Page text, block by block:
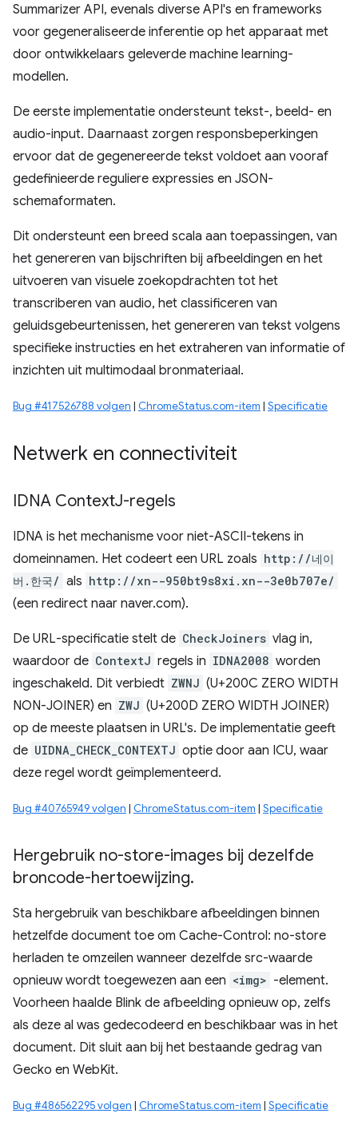
Summarizer API, evenals diverse API's en frameworks
voor gegeneraliseerde inferentie op het apparaat met
door ontwikkelaars geleverde machine learning-
modellen.
De eerste implementatie ondersteunt tekst-, beeld- en
audio-input. Daarnaast zorgen responsbeperkingen
ervoor dat de gegenereerde tekst voldoet aan vooraf
gedefinieerde reguliere expressies en JSON-
schemaformaten.
Dit ondersteunt een breed scala aan toepassingen, van
het genereren van bijschriften bij afbeeldingen en het
uitvoeren van visuele zoekopdrachten tot het
transcriberen van audio, het classificeren van
geluidsgebeurtenissen, het genereren van tekst volgens
specifieke instructies en het extraheren van informatie of
inzichten uit multimodaal bronmateriaal.
Bug #417526788 volgen | ChromeStatus.com-item | Specificatie
Netwerk en connectiviteit
IDNA ContextJ-regels
IDNA is het mechanisme voor niet-ASCII-tekens in
domeinnamen. Het codeert een URL zoals http://네이
버.한국/ als http://xn--950bt9s8xi.xn--3e0b707e/
(een redirect naar naver.com).
De URL-specificatie stelt de CheckJoiners vlag in,
waardoor de ContextJ regels in IDNA2008 worden
ingeschakeld. Dit verbiedt ZWNJ (U+200C ZERO WIDTH
NON-JOINER) en ZWJ (U+200D ZERO WIDTH JOINER)
op de meeste plaatsen in URL's. De implementatie geeft
de UIDNA_CHECK_CONTEXTJ optie door aan ICU, waar
deze regel wordt geïmplementeerd.
Bug #40765949 volgen | ChromeStatus.com-item | Specificatie
Hergebruik no-store-images bij dezelfde
broncode-hertoewijzing.
Sta hergebruik van beschikbare afbeeldingen binnen
hetzelfde document toe om Cache-Control: no-store
herladen te omzeilen wanneer dezelfde src-waarde
opnieuw wordt toegewezen aan een <img> -element.
Voorheen haalde Blink de afbeelding opnieuw op, zelfs
als deze al was gedecodeerd en beschikbaar was in het
document. Dit sluit aan bij het bestaande gedrag van
Gecko en WebKit.
Bug #486562295 volgen | ChromeStatus.com-item | Specificatie